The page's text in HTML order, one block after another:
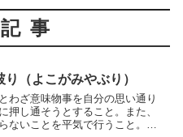
事
り（よこがみやぶり）
わざ意味物事を自分の思い通り
押し通そうとすること。また、
ないことを平気で行うこと。和